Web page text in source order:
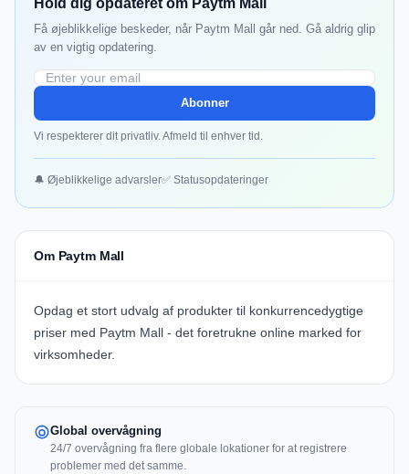
Hold dig opdateret om Paytm Mall
Få øjeblikkelige beskeder, når Paytm Mall går ned. Gå aldrig glip
av en vigtig opdatering.
Abonner
Vi respekterer dit privatliv. Afmeld til enhver tid.
🔔 Øjeblikkelige advarsler✅ Statusopdateringer
Om Paytm Mall
Opdag et stort udvalg af produkter til konkurrencedygtige
priser med Paytm Mall - det foretrukne online marked for
virksomheder.
Global overvågning
24/7 overvågning fra flere globale lokationer for at registrere
problemer med det samme.